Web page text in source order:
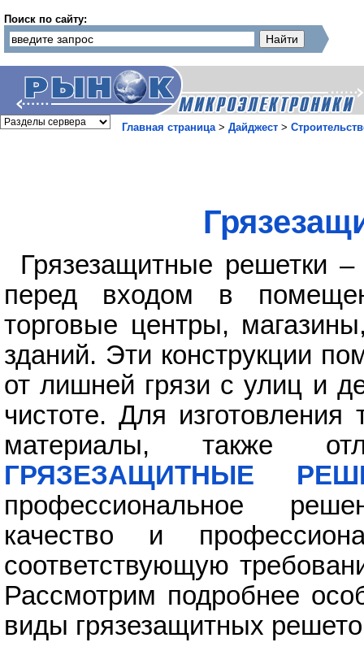
Поиск по сайту:
Главная страница> Дайджест >
Грязезащитные решетки
перед входом в
торговые центры,
зданий. Эти конструкции
от лишней грязи с улиц и
чистоте. Для
материалы, также
ГРЯЗЕЗАЩИТНЫЕ
профессиональное
качество и
соответствующую
Рассмотрим подробнее
виды грязезащитных